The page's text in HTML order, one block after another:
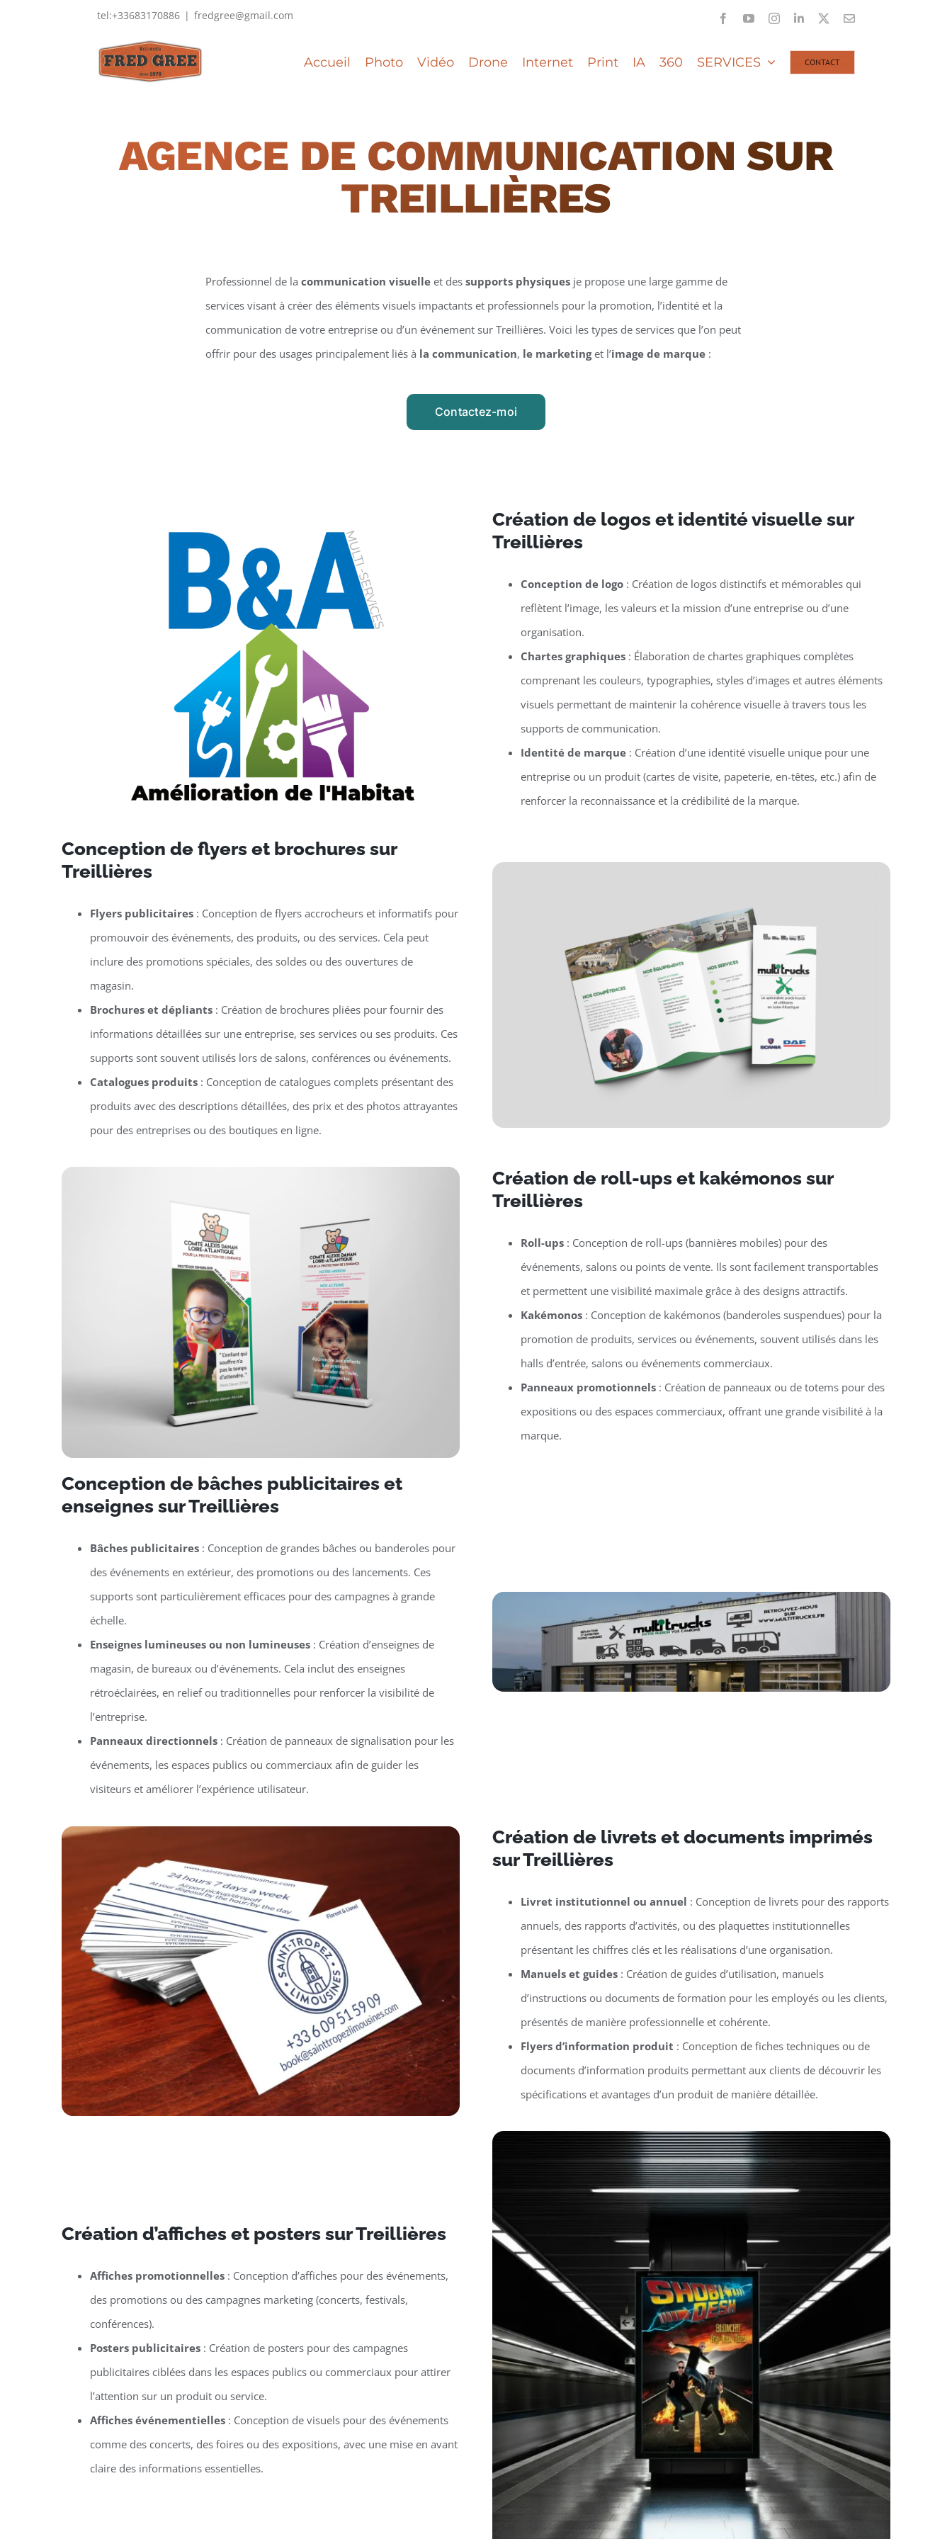
tel:+33683170886 | fredgree@gmail.com FacebookYouTubeInstagramLinkedIn Email
Accueil Photo Vidéo Drone Internet Print IA 360 SERVICES CONTACT
AGENCE DE COMMUNICATION SUR
TREILLIÈRES
Professionnel de la communication visuelleet des supports physiquesje propose une large gamme de
services visant à créer des éléments visuels impactants et professionnels pour la promotion, l’identité et la
communication de votre entreprise ou d’un événement sur Treillières. Voici les types de services que l’on peut
offrir pour des usages principalement liés à la communication, le marketinget l’image de marque:
Contactez-moi
Création de logos et identité visuelle sur
Treillières
Conception de logo : Création de logos distinctifs et mémorables qui
reflètent l’image, les valeurs et la mission d’une entreprise ou d’une
organisation.
Chartes graphiques : Élaboration de chartes graphiques complètes
comprenant les couleurs, typographies, styles d’images et autres éléments
visuels permettant de maintenir la cohérence visuelle à travers tous les
supports de communication.
Identité de marque : Création d’une identité visuelle unique pour une
entreprise ou un produit (cartes de visite, papeterie, en-têtes, etc.) afin de
renforcer la reconnaissance et la crédibilité de la marque.
Conception de flyers et brochures sur
Treillières
Flyers publicitaires: Conception de flyers accrocheurs et informatifs pour
promouvoir des événements, des produits, ou des services. Cela peut
inclure des promotions spéciales, des soldes ou des ouvertures de
magasin.
Brochures et dépliants: Création de brochures pliées pour fournir des
informations détaillées sur une entreprise, ses services ou ses produits. Ces
supports sont souvent utilisés lors de salons, conférences ou événements.
Catalogues produits: Conception de catalogues complets présentant des
produits avec des descriptions détaillées, des prix et des photos attrayantes
pour des entreprises ou des boutiques en ligne.
Création de roll-ups et kakémonos sur
Treillières
Roll-ups : Conception de roll-ups (bannières mobiles) pour des
événements, salons ou points de vente. Ils sont facilement transportables
et permettent une visibilité maximale grâce à des designs attractifs.
Kakémonos : Conception de kakémonos (banderoles suspendues) pour la
promotion de produits, services ou événements, souvent utilisés dans les
halls d’entrée, salons ou événements commerciaux.
Panneaux promotionnels : Création de panneaux ou de totems pour des
expositions ou des espaces commerciaux, offrant une grande visibilité à la
marque.
Conception de bâches publicitaires et
enseignes sur Treillières
Bâches publicitaires: Conception de grandes bâches ou banderoles pour
des événements en extérieur, des promotions ou des lancements. Ces
supports sont particulièrement efficaces pour des campagnes à grande
échelle.
Enseignes lumineuses ou non lumineuses: Création d’enseignes de
magasin, de bureaux ou d’événements. Cela inclut des enseignes
rétroéclairées, en relief ou traditionnelles pour renforcer la visibilité de
l’entreprise.
Panneaux directionnels: Création de panneaux de signalisation pour les
événements, les espaces publics ou commerciaux afin de guider les
visiteurs et améliorer l’expérience utilisateur.
Création de livrets et documents imprimés
sur Treillières
Livret institutionnel ou annuel : Conception de livrets pour des rapports
annuels, des rapports d’activités, ou des plaquettes institutionnelles
présentant les chiffres clés et les réalisations d’une organisation.
Manuels et guides : Création de guides d’utilisation, manuels
d’instructions ou documents de formation pour les employés ou les clients,
présentés de manière professionnelle et cohérente.
Flyers d’information produit : Conception de fiches techniques ou de
documents d’information produits permettant aux clients de découvrir les
spécifications et avantages d’un produit de manière détaillée.
Création d’affiches et posters sur Treillières
Affiches promotionnelles: Conception d’affiches pour des événements,
des promotions ou des campagnes marketing (concerts, festivals,
conférences).
Posters publicitaires: Création de posters pour des campagnes
publicitaires ciblées dans les espaces publics ou commerciaux pour attirer
l’attention sur un produit ou service.
Affiches événementielles: Conception de visuels pour des événements
comme des concerts, des foires ou des expositions, avec une mise en avant
claire des informations essentielles.